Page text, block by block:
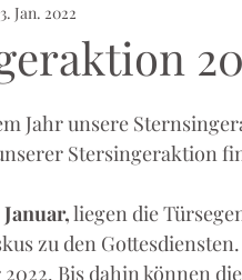
3. Jan. 2022
Jahr unsere
Stersingeraktion
liegen die
zu den
Bis dahin können